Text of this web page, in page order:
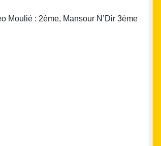
Moulié : 2ème, Mansour N’Dir 3ème